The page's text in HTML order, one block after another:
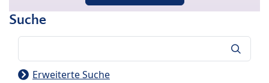
Suche
Erweiterte Suche